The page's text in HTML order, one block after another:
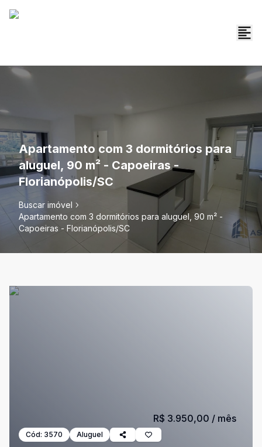
Apartamento com 3 dormitórios para
aluguel, 90 m² - Capoeiras -
Florianópolis/SC
Buscar imóvel
Apartamento com 3 dormitórios para aluguel, 90 m² -
Capoeiras - Florianópolis/SC
Cód: 3570 Aluguel
R$ 3.950,00 / mês